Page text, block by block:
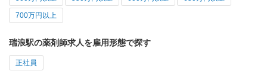
700万円以上
瑞浪駅の薬剤師求人を雇用形態で探す
正社員